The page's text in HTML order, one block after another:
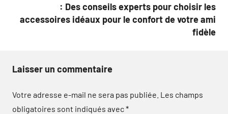
: Des conseils experts pour choisir les
accessoires idéaux pour le confort de votre ami
fidèle
Laisser un commentaire
Votre adresse e-mail ne sera pas publiée. Les champs
obligatoires sont indiqués avec*